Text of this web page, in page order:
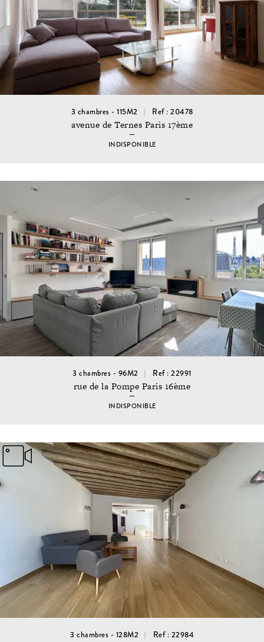
3 chambres - 115M2 Ref : 20478
avenue de Ternes Paris 17ème
INDISPONIBLE
3 chambres - 96M2 Ref : 22991
rue de la Pompe Paris 16ème
INDISPONIBLE
3 chambres - 128M2 Ref : 22984